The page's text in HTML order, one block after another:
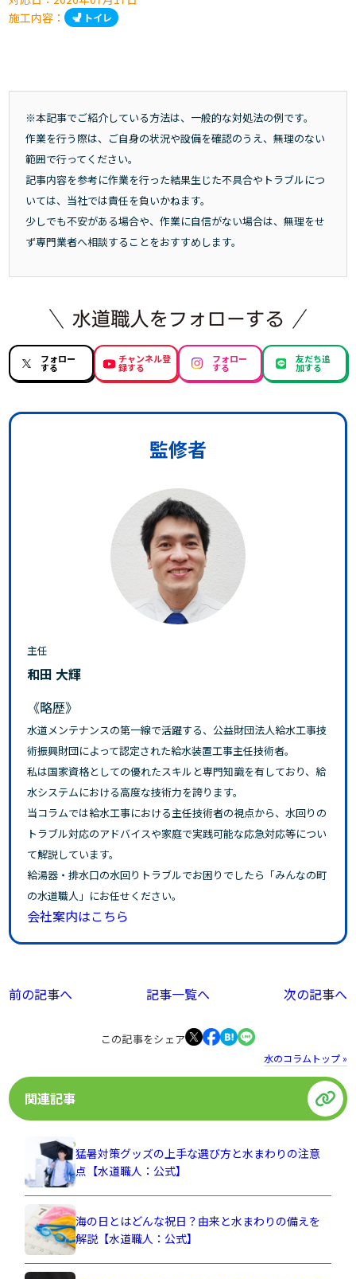
施工内容：
トイレ
※本記事でご紹介している方法は、一般的な対処法の例です。
作業を行う際は、ご自身の状況や設備を確認のうえ、無理のない
範囲で行ってください。
記事内容を参考に作業を行った結果生じた不具合やトラブルにつ
いては、当社では責任を負いかねます。
少しでも不安がある場合や、作業に自信がない場合は、無理をせ
ず専門業者へ相談することをおすすめします。
フォロー
する
チャンネル登
録する
フォロー
する
友だち追
加する
監修者
主任
和田 大輝
《略歴》
水道メンテナンスの第一線で活躍する、公益財団法人給水工事技
術振興財団によって認定された給水装置工事主任技術者。
私は国家資格としての優れたスキルと専門知識を有しており、給
水システムにおける高度な技術力を誇ります。
当コラムでは給水工事における主任技術者の視点から、水回りの
トラブル対応のアドバイスや家庭で実践可能な応急対応等につい
て解説しています。
給湯器・排水口の水回りトラブルでお困りでしたら「みんなの町
の水道職人」にお任せください。
会社案内はこちら
前の記事へ 記事一覧へ 次の記事へ
この記事をシェア
水のコラムトップ »
関連記事
猛暑対策グッズの上手な選び方と水まわりの注意
点【水道職人：公式】
海の日とはどんな祝日？由来と水まわりの備えを
解説【水道職人：公式】